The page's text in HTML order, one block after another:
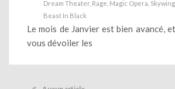
Dream Theater Rage Magic Opera
Beast In Black
Le mois de Janvier est bien avancé,
vous dévoiler les